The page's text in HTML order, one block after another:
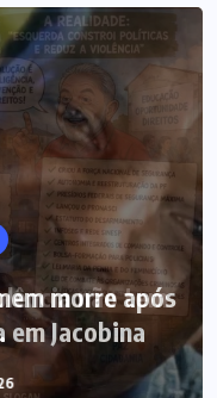
morre após
Jacobina